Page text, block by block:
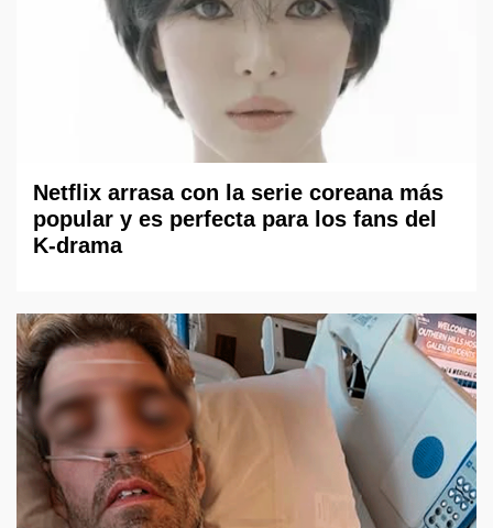
Netflix arrasa con la serie coreana más
popular y es perfecta para los fans del
K-drama